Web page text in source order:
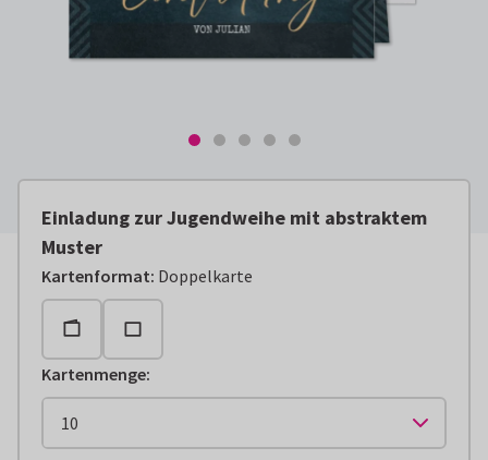
Einladung zur Jugendweihe mit abstraktem
Muster
Kartenformat: Doppelkarte
Kartenmenge: